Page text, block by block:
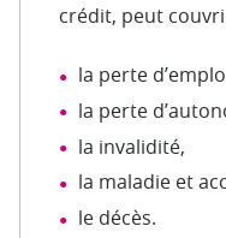
crédit, peut
la perte
la perte
la invalidité,
la maladie et
le décès.